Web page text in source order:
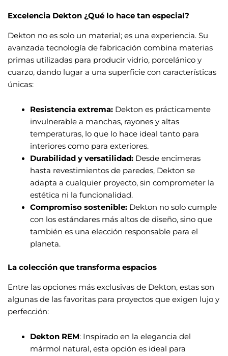
Excelencia Dekton ¿Qué lo hace tan especial?
Dekton no es solo un material; es una experiencia. Su
avanzada tecnología de fabricación combina materias
primas utilizadas para producir vidrio, porcelánico y
cuarzo, dando lugar a una superficie con características
únicas:
Resistencia extrema:Dekton es prácticamente
invulnerable a manchas, rayones y altas
temperaturas, lo que lo hace ideal tanto para
interiores como para exteriores.
Durabilidad y versatilidad:Desde encimeras
hasta revestimientos de paredes, Dekton se
adapta a cualquier proyecto, sin comprometer la
estética ni la funcionalidad.
Compromiso sostenible:Dekton no solo cumple
con los estándares más altos de diseño, sino que
también es una elección responsable para el
planeta.
La colección que transforma espacios
Entre las opciones más exclusivas de Dekton, estas son
algunas de las favoritas para proyectos que exigen lujo y
perfección:
Dekton REM: Inspirado en la elegancia del
mármol natural, esta opción es ideal para